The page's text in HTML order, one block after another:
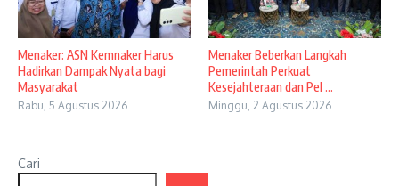
Menaker: ASN Kemnaker Harus
Hadirkan Dampak Nyata bagi
Masyarakat
Rabu, 5 Agustus 2026
Menaker Beberkan Langkah
Pemerintah Perkuat
Kesejahteraan dan Pel ...
Minggu, 2 Agustus 2026
Cari